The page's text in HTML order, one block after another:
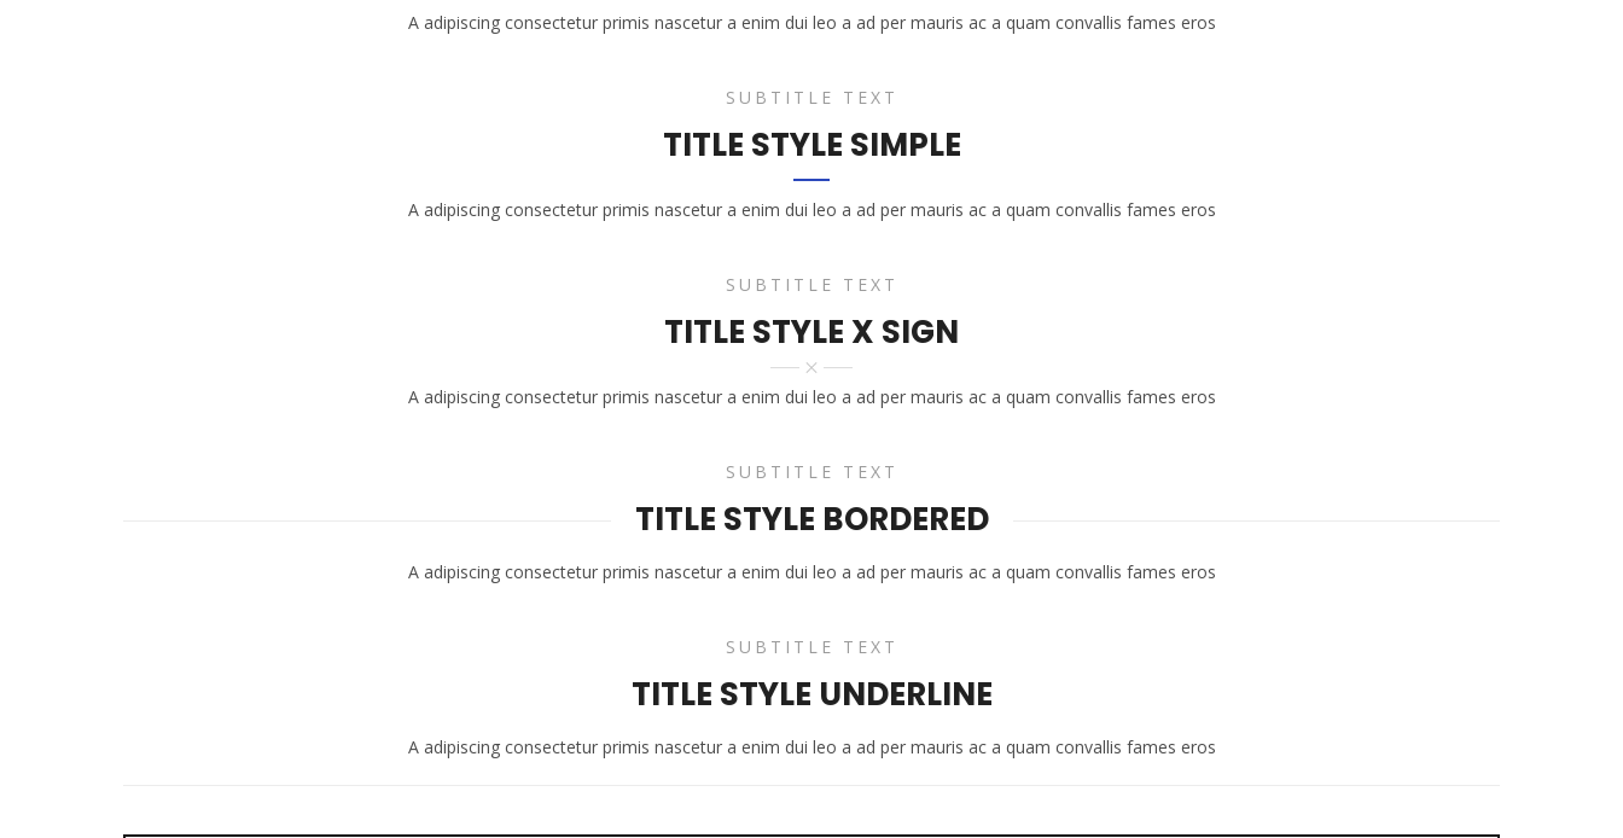
A adipiscing consectetur primis nascetur a enim dui leo a ad per mauris ac a quam convallis fames eros
SUBTITLE TEXT
TITLE STYLE SIMPLE
A adipiscing consectetur primis nascetur a enim dui leo a ad per mauris ac a quam convallis fames eros
SUBTITLE TEXT
TITLE STYLE X SIGN
A adipiscing consectetur primis nascetur a enim dui leo a ad per mauris ac a quam convallis fames eros
SUBTITLE TEXT
TITLE STYLE BORDERED
A adipiscing consectetur primis nascetur a enim dui leo a ad per mauris ac a quam convallis fames eros
SUBTITLE TEXT
TITLE STYLE UNDERLINE
A adipiscing consectetur primis nascetur a enim dui leo a ad per mauris ac a quam convallis fames eros